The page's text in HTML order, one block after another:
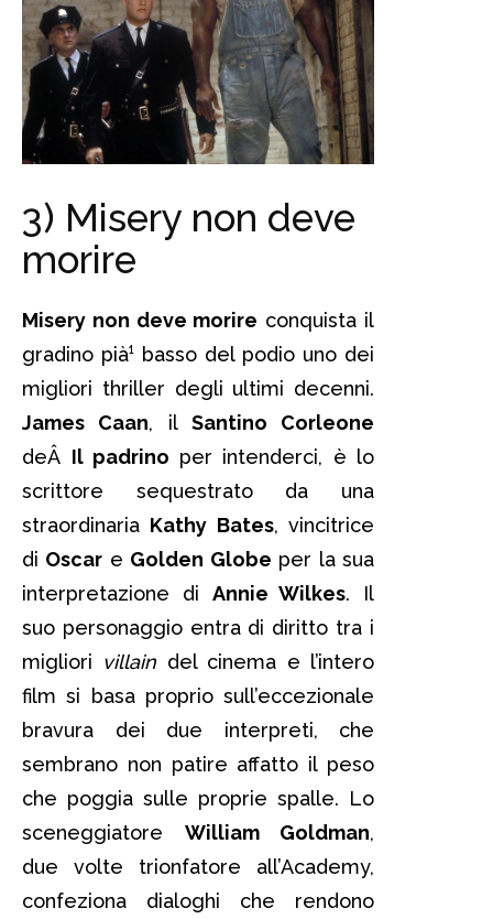
3) Misery non deve
morire
Misery non deve morire conquista il
gradino pià¹ basso del podio uno dei
migliori thriller degli ultimi decenni.
James Caan, il Santino Corleone
deÂ Il padrino per intenderci, è lo
scrittore sequestrato da una
straordinaria Kathy Bates, vincitrice
di Oscar e Golden Globe per la sua
interpretazione di Annie Wilkes. Il
suo personaggio entra di diritto tra i
migliori villain del cinema e l’intero
film si basa proprio sull’eccezionale
bravura dei due interpreti, che
sembrano non patire affatto il peso
che poggia sulle proprie spalle. Lo
sceneggiatore William Goldman,
due volte trionfatore all’Academy,
confeziona dialoghi che rendono